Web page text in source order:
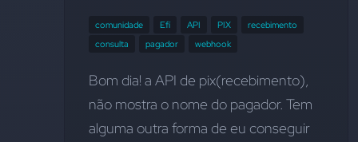
comunidade Efí API PIX
recebimento
consulta
pagador webhook
Bom dia! a API de pix(recebimento),
não mostra o nome do pagador. Tem
alguma outra forma de eu conseguir